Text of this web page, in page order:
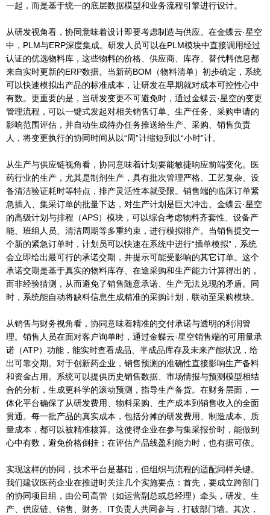
一起，而是基于统一的底层数据模型和业务流程引擎进行设计。
从研发视角看，协同意味着设计即要考虑制造与供应。在金蝶云·星空
中，PLM与ERP深度集成。研发人员可以在PLM模块中直接调用经过
认证的优选物料库，这些物料的价格、供应商、库存、替代料信息都
来自实时更新的ERP数据。当新药BOM（物料清单）初步确定，系统
可以快速模拟出产品的标准成本，让研发在早期就对成本可控性心中
有数。更重要的是，当研发变更不可避免时，通过金蝶云·星空的变更
管理流程，可以一键式发起对相关销售订单、生产任务、采购申请的
影响范围评估，并自动生成待办任务推送给生产、采购、销售负责
人，将变更执行的协同时间从以“周”计缩短到以“小时”计。
从生产与供应链视角看，协同意味着计划要能敏捷响应前端变化。医
药行业的生产，尤其是制剂生产，具有批次管理严格、工艺复杂、设
备清洁验证耗时等特点，排产灵活性本就受限。销售端的临床订单紧
急插入、集采订单的批量下达，对生产计划是巨大冲击。金蝶云·星空
的高级计划与排程（APS）模块，可以综合考虑物料齐套性、设备产
能、班组人员、清洁周期等多重约束，进行模拟排产。当销售提交一
个新的紧急订单时，计划员可以快速在系统中进行“插单模拟”，系统
会立即给出最可行的承诺交期，并提示可能受影响的其它订单。这个
承诺交期是基于真实的物料库存、在途采购和生产能力计算得出的，
而非经验猜测，从而避免了销售随意承诺、生产无法兑现的矛盾。同
时，系统能自动将缺料信息生成精准的采购计划，联动至采购模块。
从销售与财务视角看，协同意味着精准的交付承诺与透明的利润管
理。销售人员在面对客户询单时，通过金蝶云·星空销售端的可用量承
诺（ATP）功能，能实时查看成品、半成品库存及未来产能状况，给
出可靠交期。对于创新药企业，销售预测的准确性直接影响生产备料
和资金占用。系统可以提供历史销售数据、市场情报与预测模型相结
合的分析，生成更科学的滚动预测，指导生产备货。在财务层面，一
体化平台确保了从研发费用、物料采购、生产成本到销售收入的全面
贯通。每一批产品的真实成本，包括分摊的研发费用、制造成本、质
量成本，都可以被精准核算。这使得企业在参与集采报价时，能做到
心中有数，避免价格倒挂；在评估产品线盈利能力时，也有据可依。
实现这样的协同，技术平台是基础，但组织与流程的适配同样关键。
我们建议医药企业在推进时关注几个实施要点：首先，要成立跨部门
的协同项目组，由公司高管（如运营副总或总经理）牵头，研发、生
产、供应链、销售、财务、IT负责人共同参与，打破部门墙。其次，